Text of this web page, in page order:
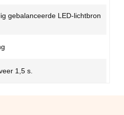
gebalanceerde LED-lichtbron
1,5 s.